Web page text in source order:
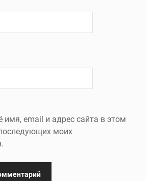
имя, email и адрес сайта в этом
моих